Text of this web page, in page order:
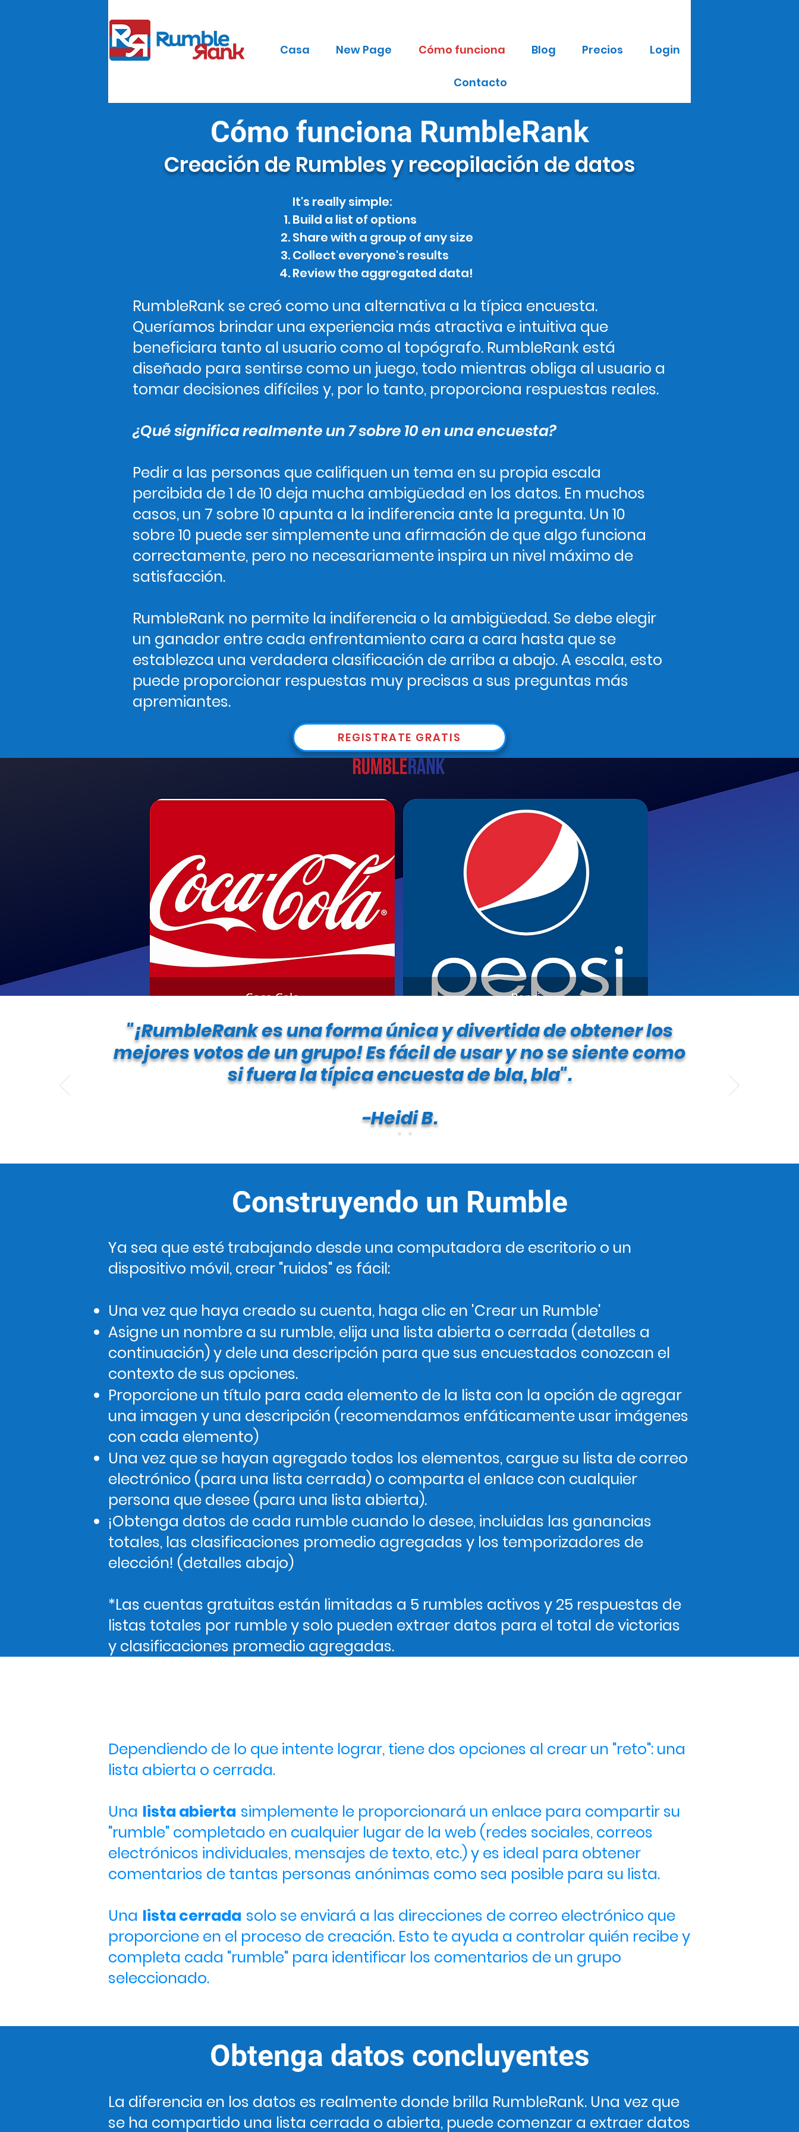
Casa New Page Cómo funciona Blog Precios Login
Contacto
Cómo funciona RumbleRank
Creación de Rumbles y recopilación de datos
It's really simple:
Build a list of options
Share with a group of any size
Collect everyone's results
Review the aggregated data!
RumbleRank se creó como una alternativa a la típica encuesta.
Queríamos brindar una experiencia más atractiva e intuitiva que
beneficiara tanto al usuario como al topógrafo. RumbleRank está
diseñado para sentirse como un juego, todo mientras obliga al usuario a
tomar decisiones difíciles y, por lo tanto, proporciona respuestas reales.
¿Qué significa realmente un 7 sobre 10 en una encuesta?
Pedir a las personas que califiquen un tema en su propia escala
percibida de 1 de 10 deja mucha ambigüedad en los datos. En muchos
casos, un 7 sobre 10 apunta a la indiferencia ante la pregunta. Un 10
sobre 10 puede ser simplemente una afirmación de que algo funciona
correctamente, pero no necesariamente inspira un nivel máximo de
satisfacción.
RumbleRank no permite la indiferencia o la ambigüedad. Se debe elegir
un ganador entre cada enfrentamiento cara a cara hasta que se
establezca una verdadera clasificación de arriba a abajo. A escala, esto
puede proporcionar respuestas muy precisas a sus preguntas más
apremiantes.
REGISTRATE GRATIS
"¡RumbleRank es una forma única y divertida de obtener los
mejores votos de un grupo! Es fácil de usar y no se siente como
si fuera la típica encuesta de bla, bla".
-Heidi B.
Construyendo un Rumble
Ya sea que esté trabajando desde una computadora de escritorio o un
dispositivo móvil, crear "ruidos" es fácil:
Una vez que haya creado su cuenta, haga clic en 'Crear un Rumble'
Asigne un nombre a su rumble, elija una lista abierta o cerrada (detalles a
continuación) y dele una descripción para que sus encuestados conozcan el
contexto de sus opciones.
Proporcione un título para cada elemento de la lista con la opción de agregar
una imagen y una descripción (recomendamos enfáticamente usar imágenes
con cada elemento)
Una vez que se hayan agregado todos los elementos, cargue su lista de correo
electrónico (para una lista cerrada) o comparta el enlace con cualquier
persona que desee (para una lista abierta).
¡Obtenga datos de cada rumble cuando lo desee, incluidas las ganancias
totales, las clasificaciones promedio agregadas y los temporizadores de
elección! (detalles abajo)
*Las cuentas gratuitas están limitadas a 5 rumbles activos y 25 respuestas de
listas totales por rumble y solo pueden extraer datos para el total de victorias
y clasificaciones promedio agregadas.
Dependiendo de lo que intente lograr, tiene dos opciones al crear un "reto": una
lista abierta o cerrada.
Una lista abierta simplemente le proporcionará un enlace para compartir su
"rumble" completado en cualquier lugar de la web (redes sociales, correos
electrónicos individuales, mensajes de texto, etc.) y es ideal para obtener
comentarios de tantas personas anónimas como sea posible para su lista.
Una lista cerrada solo se enviará a las direcciones de correo electrónico que
proporcione en el proceso de creación. Esto te ayuda a controlar quién recibe y
completa cada "rumble" para identificar los comentarios de un grupo
seleccionado.
Obtenga datos concluyentes
La diferencia en los datos es realmente donde brilla RumbleRank. Una vez que
se ha compartido una lista cerrada o abierta, puede comenzar a extraer datos